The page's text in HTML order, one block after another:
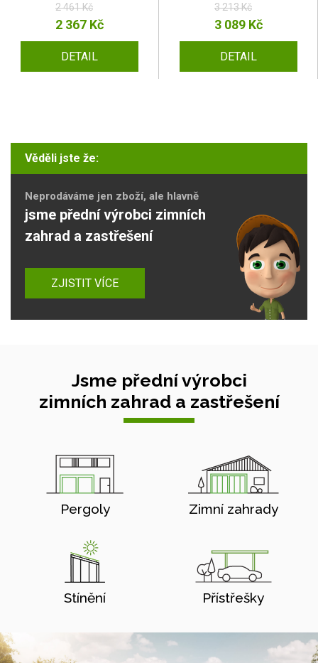
2 461 Kč
2 367 Kč
DETAIL
3 213 Kč
3 089 Kč
DETAIL
Věděli jste že:
Neprodáváme jen zboží, ale hlavně
jsme přední výrobci zimních
zahrad a zastřešení
ZJISTIT VÍCE
Jsme přední výrobci
zimních zahrad a zastřešení
Pergoly Zimní zahrady
Stínění Přístřešky